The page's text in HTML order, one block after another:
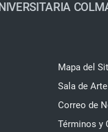
Mapa del
Sala de Arte
Correo de
Términos y